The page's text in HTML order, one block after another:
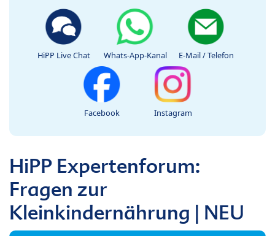
HiPP Live Chat Whats-App-Kanal E-Mail / Telefon
Facebook Instagram
HiPP Expertenforum:
Fragen zur
Kleinkindernährung | NEU